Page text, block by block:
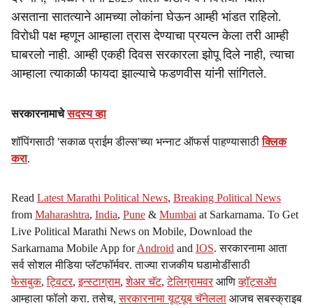
असताना सातत्याने आमच्या लोकांना घेऊन आम्ही भांडत राहिलो.
विरोधी पक्ष म्हणून आम्हाला त्रास देण्याचा प्रयत्न केला तरी आम्ही
घाबरलो नाही. आम्ही एकही दिवस सरकारला झोपू दिले नाही, त्याचा
आम्हाला त्याकाळी फायदा झाल्याचे फडणवीस यांनी सांगितले.
सरकारनामाचेसदस्य व्हा
शॉपिंगसाठी 'सकाळ प्राईम डील्स'च्या भन्नाट ऑफर्स पाहण्यासाठीक्लिक
करा.
Read Latest Marathi Political News, Breaking Political News
from Maharashtra, India, Pune & Mumbai at Sarkarnama. To Get
Live Political Marathi News on Mobile, Download the
Sarkarnama Mobile App forAndroid and IOS. सरकारनामा आता
सर्व सोशल मीडिया प्लॅटफॉर्मवर. ताज्या राजकीय घडामोडींसाठी
फेसबुक,ट्विटर,इन्स्टाग्राम,शेअर चॅट,टेलिग्रामवर आणिव्हॉट्सॲप
आम्हाला फॉलो करा. तसेच,सरकारनामा यूट्यूब चॅनेलला आजच सबस्क्राइब